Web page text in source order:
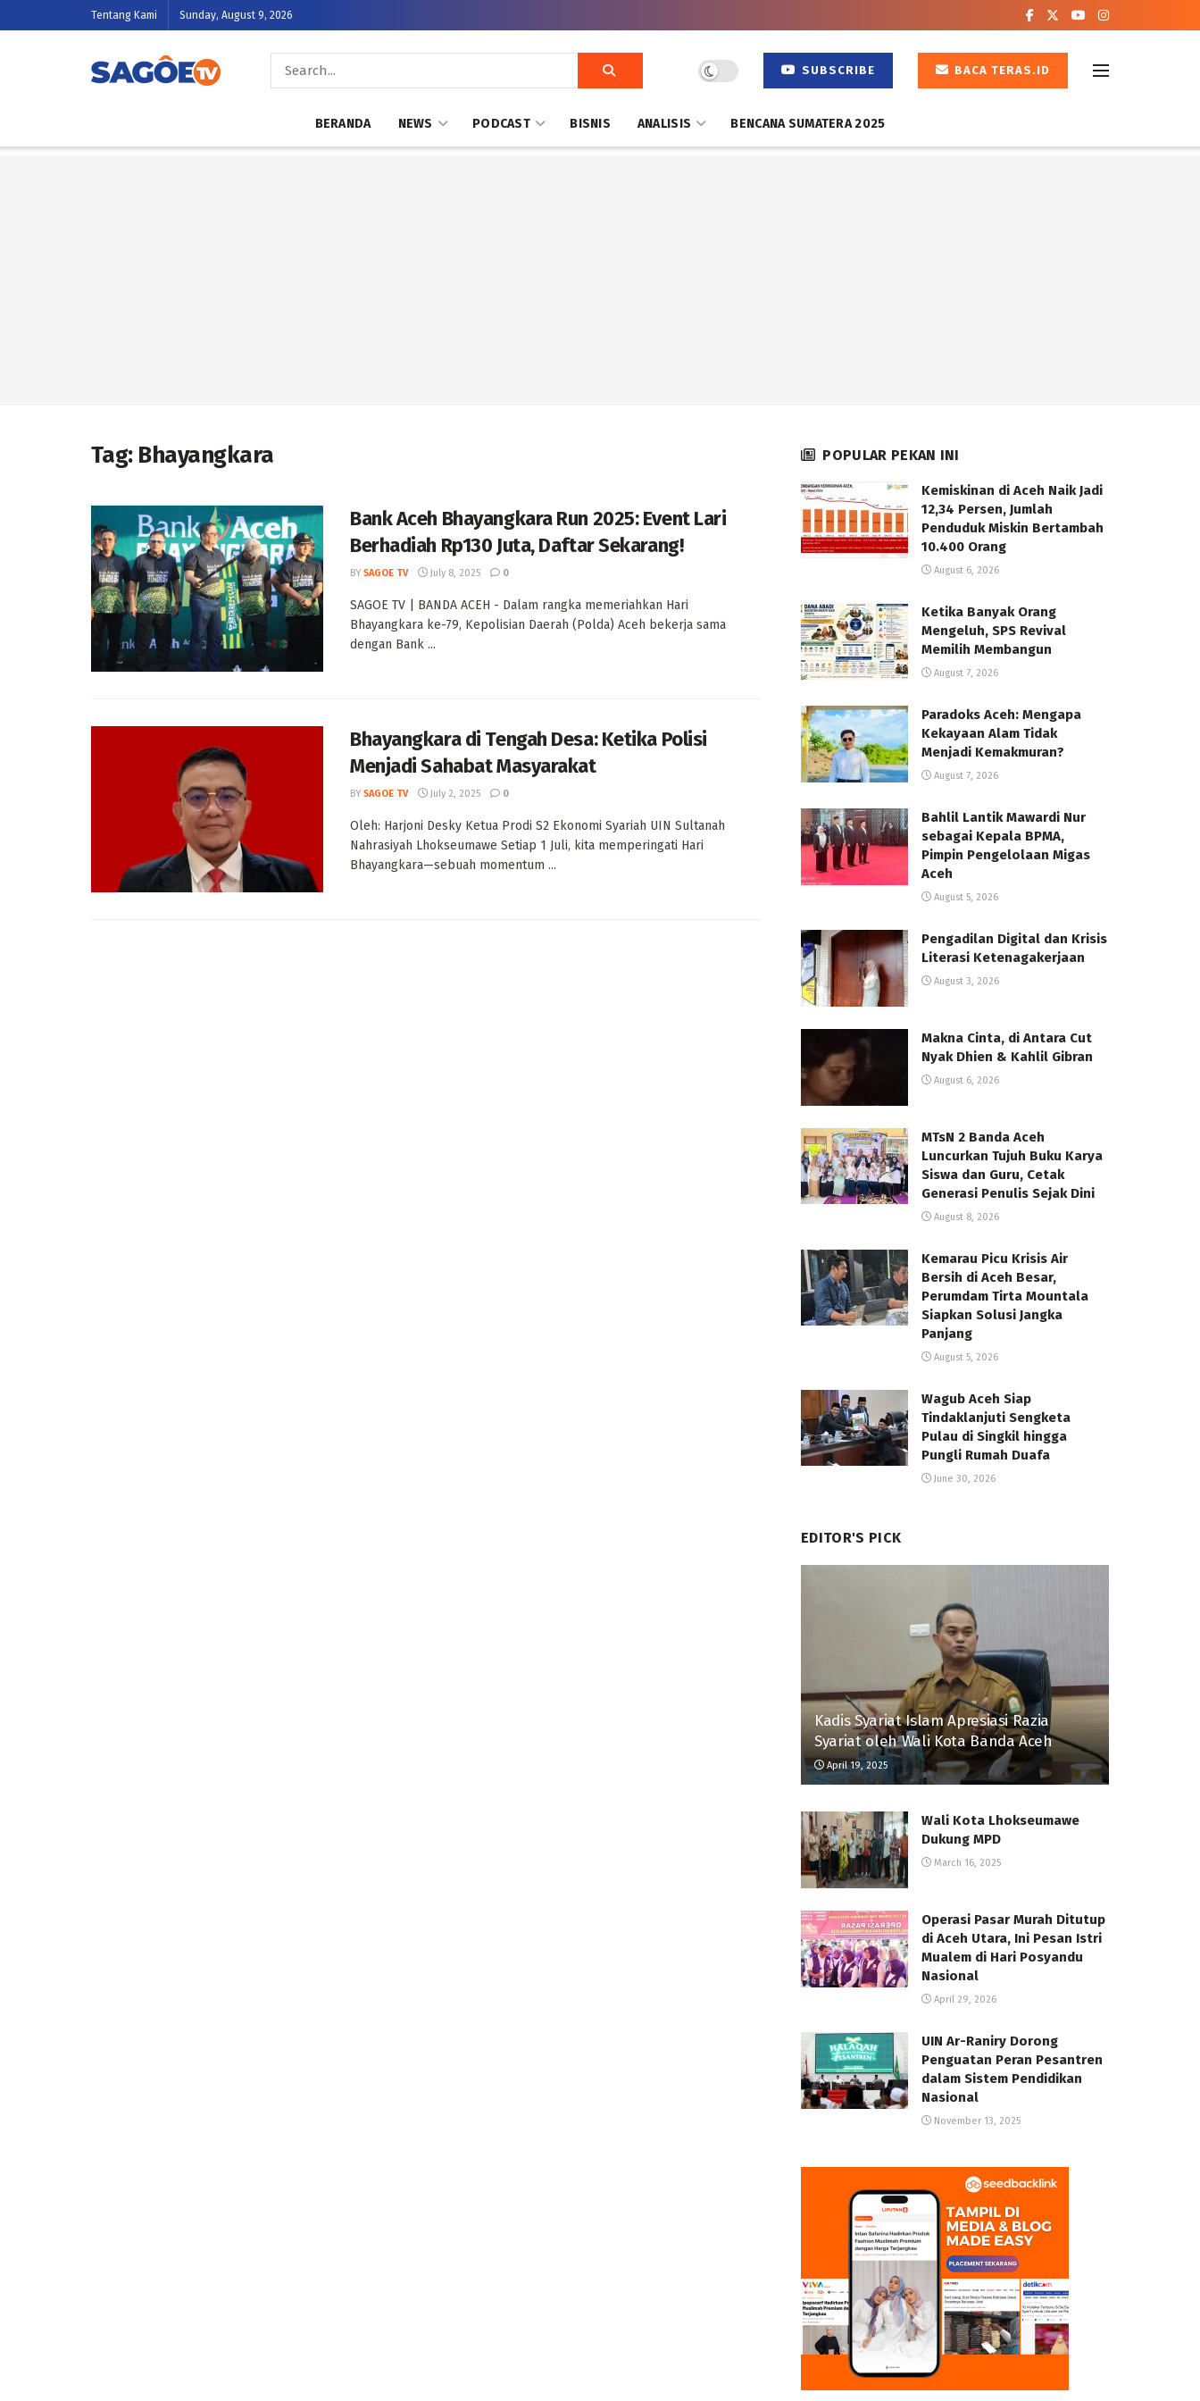
Tentang Kami Sunday, August 9, 2026
SUBSCRIBE BACA TERAS.ID
BERANDA NEWS PODCAST BISNIS ANALISIS BENCANA SUMATERA 2025
Tag: Bhayangkara
Bank Aceh Bhayangkara Run 2025: Event Lari
Berhadiah Rp130 Juta, Daftar Sekarang!
BY SAGOE TV July 8, 2025 0
SAGOE TV | BANDA ACEH - Dalam rangka memeriahkan Hari
Bhayangkara ke-79, Kepolisian Daerah (Polda) Aceh bekerja sama
dengan Bank ...
Bhayangkara di Tengah Desa: Ketika Polisi
Menjadi Sahabat Masyarakat
BY SAGOE TV July 2, 2025 0
Oleh: Harjoni Desky Ketua Prodi S2 Ekonomi Syariah UIN Sultanah
Nahrasiyah Lhokseumawe Setiap 1 Juli, kita memperingati Hari
Bhayangkara—sebuah momentum ...
POPULAR PEKAN INI
Kemiskinan di Aceh Naik Jadi
12,34 Persen, Jumlah
Penduduk Miskin Bertambah
10.400 Orang
August 6, 2026
Ketika Banyak Orang
Mengeluh, SPS Revival
Memilih Membangun
August 7, 2026
Paradoks Aceh: Mengapa
Kekayaan Alam Tidak
Menjadi Kemakmuran?
August 7, 2026
Bahlil Lantik Mawardi Nur
sebagai Kepala BPMA,
Pimpin Pengelolaan Migas
Aceh
August 5, 2026
Pengadilan Digital dan Krisis
Literasi Ketenagakerjaan
August 3, 2026
Makna Cinta, di Antara Cut
Nyak Dhien & Kahlil Gibran
August 6, 2026
MTsN 2 Banda Aceh
Luncurkan Tujuh Buku Karya
Siswa dan Guru, Cetak
Generasi Penulis Sejak Dini
August 8, 2026
Kemarau Picu Krisis Air
Bersih di Aceh Besar,
Perumdam Tirta Mountala
Siapkan Solusi Jangka
Panjang
August 5, 2026
Wagub Aceh Siap
Tindaklanjuti Sengketa
Pulau di Singkil hingga
Pungli Rumah Duafa
June 30, 2026
EDITOR'S PICK
Kadis Syariat Islam Apresiasi Razia
Syariat oleh Wali Kota Banda Aceh
April 19, 2025
Wali Kota Lhokseumawe
Dukung MPD
March 16, 2025
Operasi Pasar Murah Ditutup
di Aceh Utara, Ini Pesan Istri
Mualem di Hari Posyandu
Nasional
April 29, 2026
UIN Ar-Raniry Dorong
Penguatan Peran Pesantren
dalam Sistem Pendidikan
Nasional
November 13, 2025